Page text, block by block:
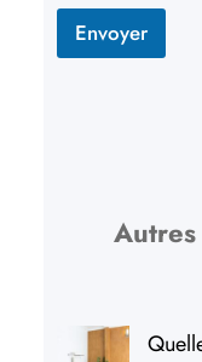
Envoyer
Autres